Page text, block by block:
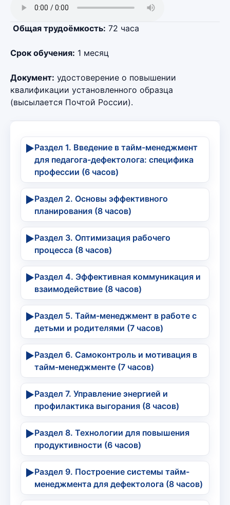
Общая трудоёмкость: 72 часа
Срок обучения: 1 месяц
Документ: удостоверение о повышении
квалификации установленного образца
(высылается Почтой России).
▶Раздел 1. Введение в тайм-менеджмент
для педагога-дефектолога: специфика
профессии (6 часов)
▶Раздел 2. Основы эффективного
планирования (8 часов)
▶Раздел 3. Оптимизация рабочего
процесса (8 часов)
▶Раздел 4. Эффективная коммуникация и
взаимодействие (8 часов)
▶Раздел 5. Тайм-менеджмент в работе с
детьми и родителями (7 часов)
▶Раздел 6. Самоконтроль и мотивация в
тайм-менеджменте (7 часов)
▶Раздел 7. Управление энергией и
профилактика выгорания (8 часов)
▶Раздел 8. Технологии для повышения
продуктивности (6 часов)
▶Раздел 9. Построение системы тайм-
менеджмента для дефектолога (8 часов)